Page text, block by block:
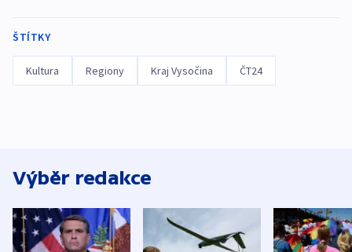
ŠTÍTKY
Kultura Regiony Kraj Vysočina ČT24
Výběr redakce